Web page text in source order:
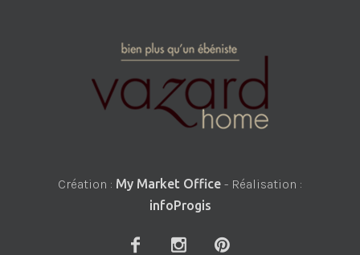
Création : My Market Office - Réalisation :
infoProgis